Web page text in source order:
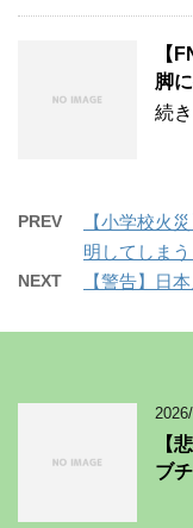
【
脚
続
PREV
【小学校火
明してしまう
NEXT 【警告】日
【
ブ